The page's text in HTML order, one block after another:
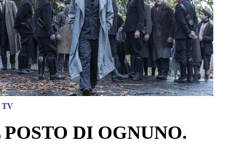
TV
DI OGNUNO.